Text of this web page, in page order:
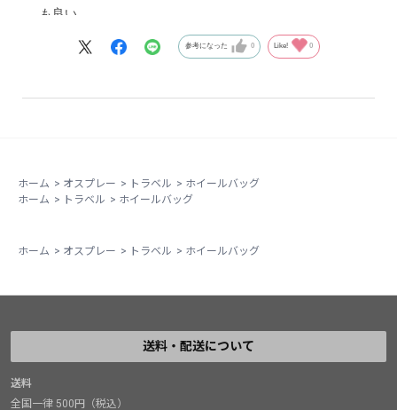
も良い。
参考になった 0 Like! 0
ホーム > オスプレー > トラベル > ホイールバッグ
ホーム > トラベル > ホイールバッグ
ホーム > オスプレー > トラベル > ホイールバッグ
送料・配送について
送料
全国一律 500円（税込）